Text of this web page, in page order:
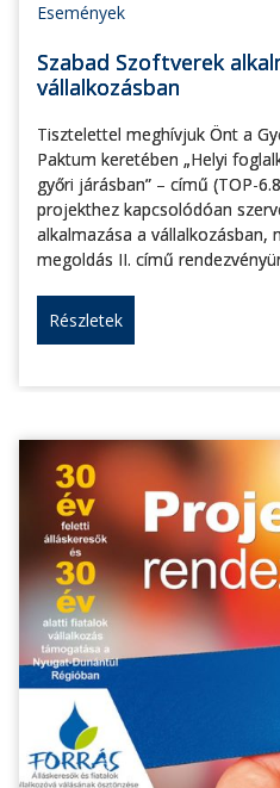
Események
Szabad Szoftverek
vállalkozásban
Tisztelettel meghívjuk Önt a
Paktum keretében „Helyi
győri járásban” – című (TOP-
projekthez kapcsolódóan
alkalmazása a vállalkozásban,
megoldás II. című
Részletek